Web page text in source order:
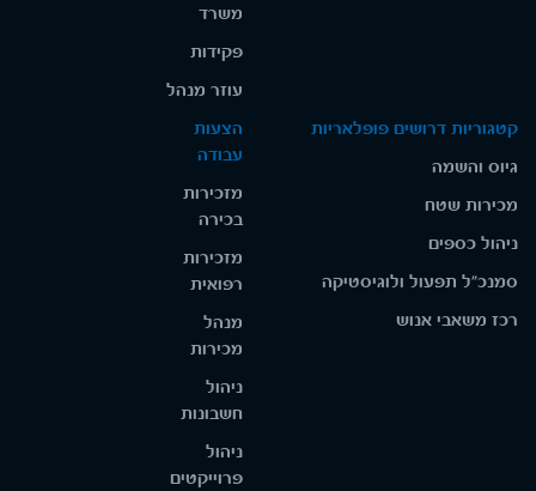
משרד
פקידות
עוזר מנהל
קטגוריות דרושים פופלאריות
גיוס והשמה
מכירות שטח
ניהול כספים
סמנכ"ל תפעול ולוגיסטיקה
רכז משאבי אנוש
הצעות
עבודה
מזכירות
בכירה
מזכירות
רפואית
מנהל
מכירות
ניהול
חשבונות
ניהול
פרוייקטים